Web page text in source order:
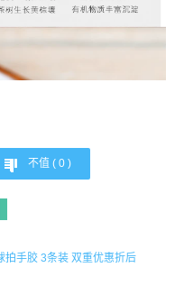
不值 ( 0 )
拍手胶 3条装 双重优惠折后